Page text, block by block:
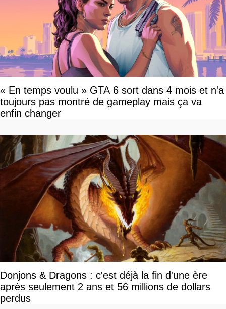
« En temps voulu » GTA 6 sort dans 4 mois et n'a
toujours pas montré de gameplay mais ça va
enfin changer
Donjons & Dragons : c'est déjà la fin d'une ère
après seulement 2 ans et 56 millions de dollars
perdus